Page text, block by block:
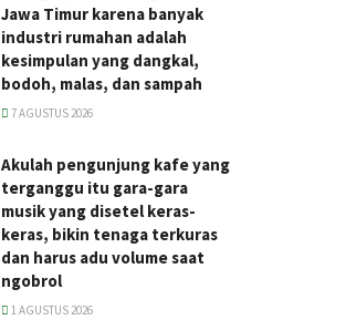
Jawa Timur karena banyak
industri rumahan adalah
kesimpulan yang dangkal,
bodoh, malas, dan sampah
7 AGUSTUS 2026
Akulah pengunjung kafe yang
terganggu itu gara-gara
musik yang disetel keras-
keras, bikin tenaga terkuras
dan harus adu volume saat
ngobrol
1 AGUSTUS 2026